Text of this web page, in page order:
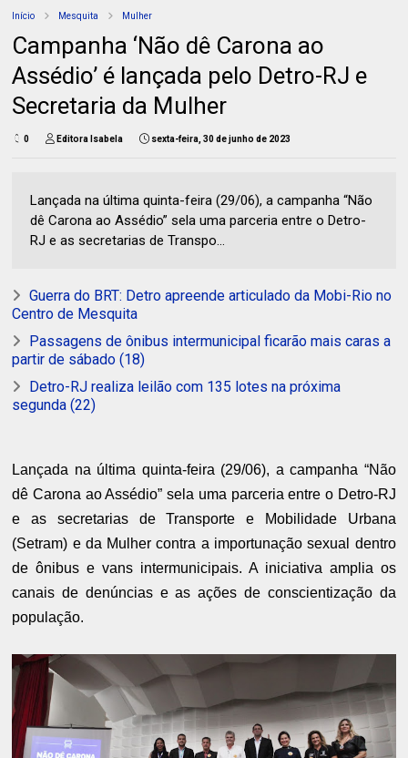
Início Mesquita Mulher
Campanha ‘Não dê Carona ao
Assédio’ é lançada pelo Detro-RJ e
Secretaria da Mulher
0 Editora Isabela sexta-feira, 30 de junho de 2023
Lançada na última quinta-feira (29/06), a campanha “Não
dê Carona ao Assédio” sela uma parceria entre o Detro-
RJ e as secretarias de Transpo...
Guerra do BRT: Detro apreende articulado da Mobi-Rio no
Centro de Mesquita
Passagens de ônibus intermunicipal ficarão mais caras a
partir de sábado (18)
Detro-RJ realiza leilão com 135 lotes na próxima
segunda (22)
Lançada na última quinta-feira (29/06), a campanha “Não
dê Carona ao Assédio” sela uma parceria entre o Detro-RJ
e as secretarias de Transporte e Mobilidade Urbana
(Setram) e da Mulher contra a importunação sexual dentro
de ônibus e vans intermunicipais. A iniciativa amplia os
canais de denúncias e as ações de conscientização da
população.